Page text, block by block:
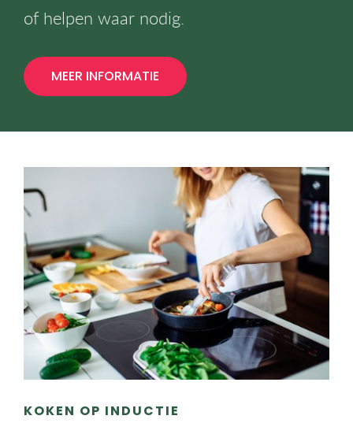
of helpen waar nodig.
MEER INFORMATIE
KOKEN OP INDUCTIE